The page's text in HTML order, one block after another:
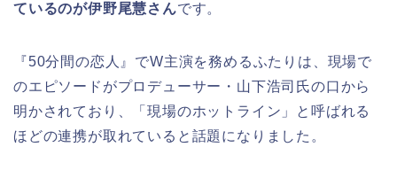
ているのが伊野尾慧さんです。
『50分間の恋人』でW主演を務めるふたりは、現場で
のエピソードがプロデューサー・山下浩司氏の口から
明かされており、「現場のホットライン」と呼ばれる
ほどの連携が取れていると話題になりました。